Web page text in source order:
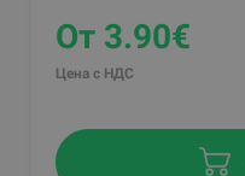
От 3.90€
Цена с НДС